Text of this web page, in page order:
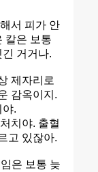
서 피가 안
칼은 보통
거거나.
제자리로
감옥이지.
.
치야. 출혈
고 있잖아.
은 보통 늦